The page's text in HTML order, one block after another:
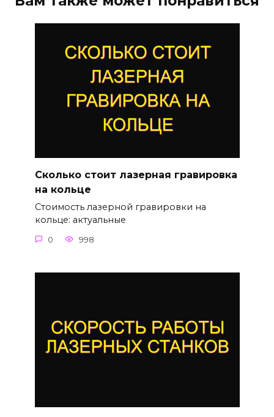
Сколько стоит лазерная гравировка
на кольце
Стоимость лазерной гравировки на
кольце: актуальные
0 998